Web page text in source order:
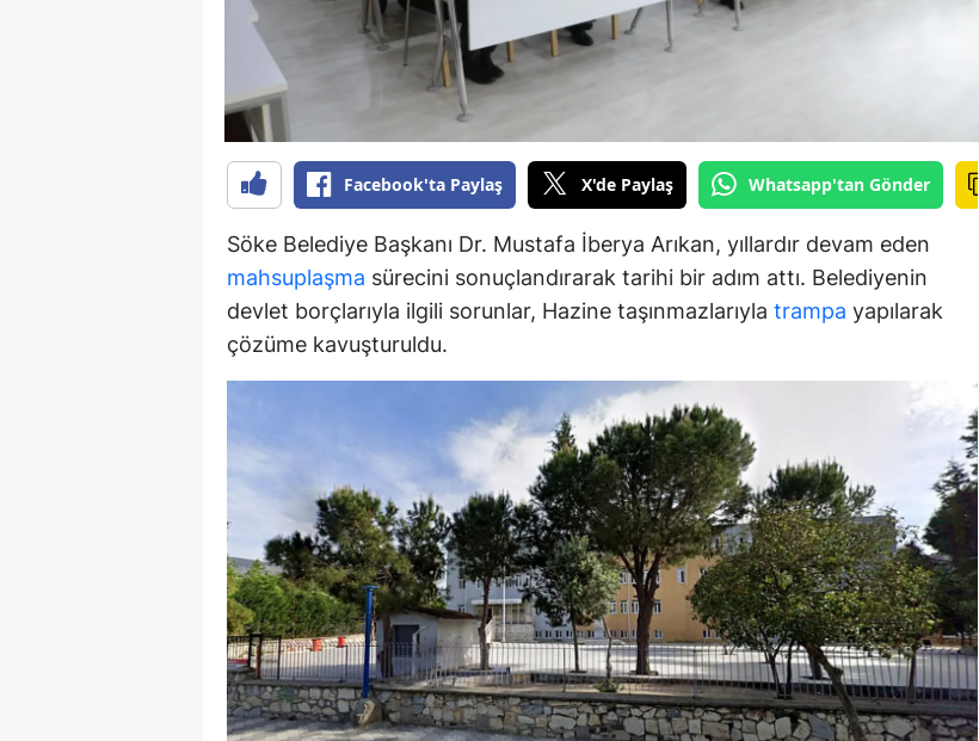
Samsun
Siirt
Sinop
Sivas
Tekirdağ
Tokat
Tunceli
Şanlıurfa
Uşak
Van
Yozgat
Zonguldak
Aksaray
Bayburt
Facebook'ta Paylaş X'de Paylaş Whatsapp'tan Gönder
Söke Belediye Başkanı Dr. Mustafa İberya Arıkan, yıllardır devam eden
mahsuplaşma sürecini sonuçlandırarak tarihi bir adım attı. Belediyenin
devlet borçlarıyla ilgili sorunlar, Hazine taşınmazlarıyla trampa yapılarak
çözüme kavuşturuldu.